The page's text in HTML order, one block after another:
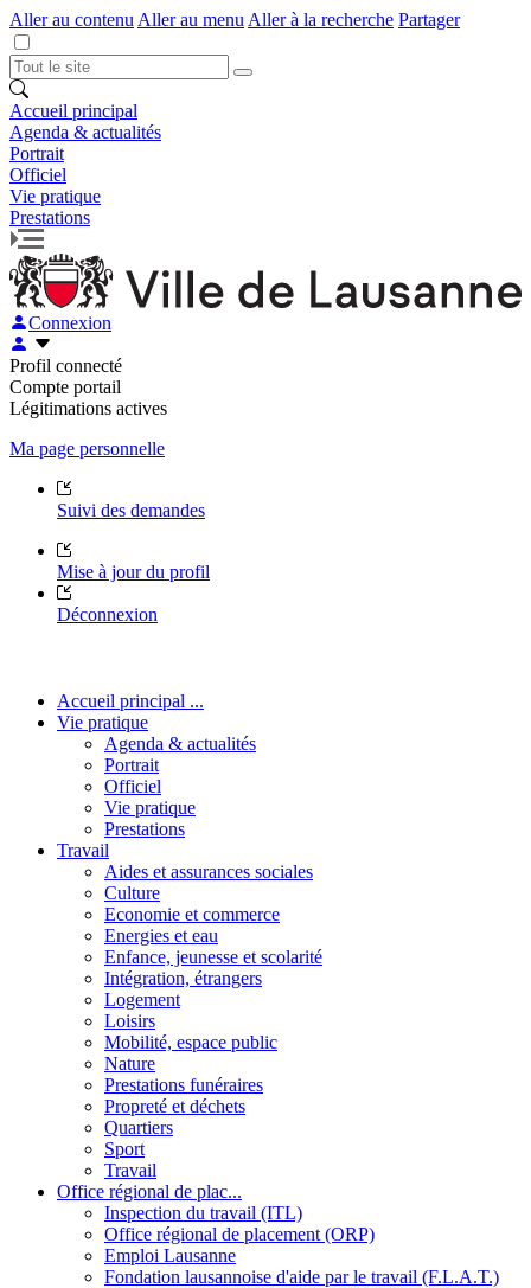
Aller au contenu Aller au menu Aller à la recherche Partager
Accueil principal
Agenda & actualités
Portrait
Officiel
Vie pratique
Prestations
Connexion
Profil connecté
Compte portail
Légitimations actives
Ma page personnelle
Suivi des demandes
Mise à jour du profil
Déconnexion
Accueil principal ...
Vie pratique
Agenda & actualités
Portrait
Officiel
Vie pratique
Prestations
Travail
Aides et assurances sociales
Culture
Economie et commerce
Energies et eau
Enfance, jeunesse et scolarité
Intégration, étrangers
Logement
Loisirs
Mobilité, espace public
Nature
Prestations funéraires
Propreté et déchets
Quartiers
Sport
Travail
Office régional de plac...
Inspection du travail (ITL)
Office régional de placement (ORP)
Emploi Lausanne
Fondation lausannoise d'aide par le travail (F.L.A.T.)